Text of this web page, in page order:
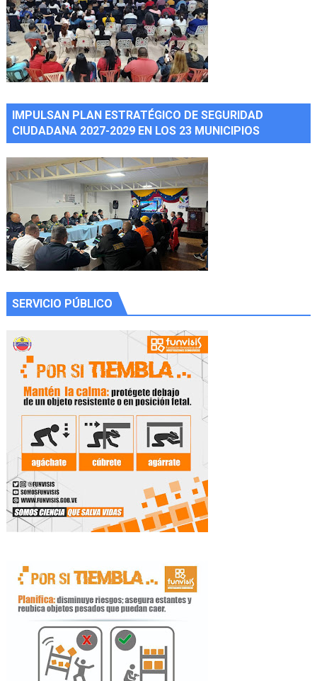
IMPULSAN PLAN ESTRATÉGICO DE SEGURIDAD
CIUDADANA 2027-2029 EN LOS 23 MUNICIPIOS
SERVICIO PÚBLICO